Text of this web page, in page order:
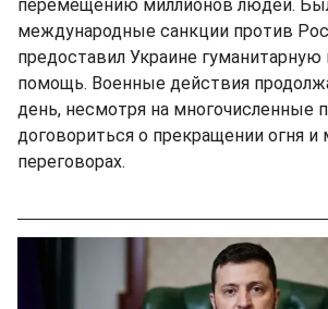
перемещению миллионов людей.
международные санкции против
предоставил Украине
помощь. Военные действия
день, несмотря на многочисленные
договориться о прекращении огня
переговорах.